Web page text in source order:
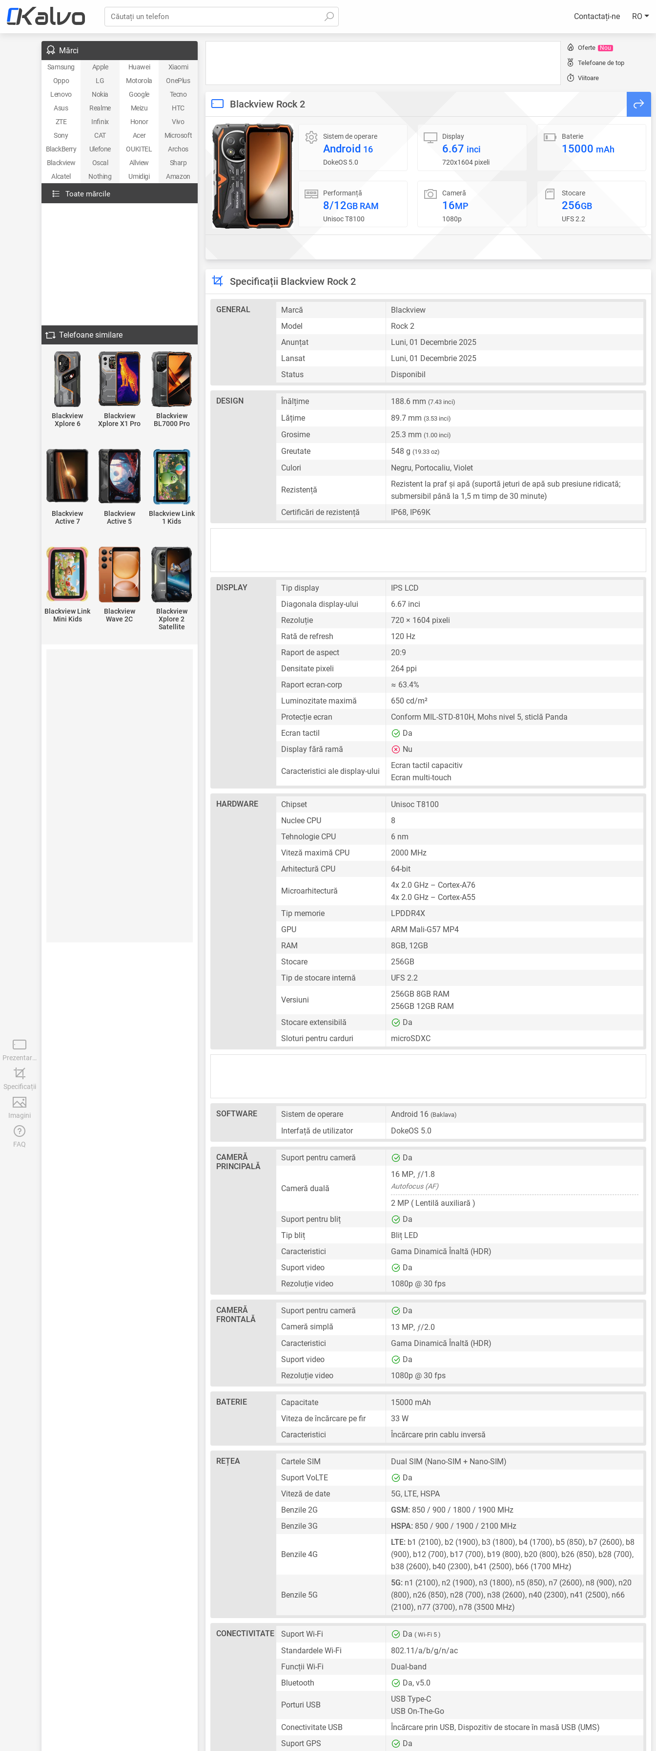
Contactați-ne RO
Căutați un telefon
Oferte Nou
Telefoane de top
Viitoare
Blackview Rock 2
Sistem de operare
Android 16
DokeOS 5.0
Display
6.67 inci
720x1604 pixeli
Baterie
15000 mAh
Performanță
8/12GB RAM
Unisoc T8100
Cameră
16MP
1080p
Stocare
256GB
UFS 2.2
Specificații Blackview Rock 2
GENERAL Marcă
Blackview
Model
Rock 2
Anunțat
Luni, 01 Decembrie 2025
Lansat
Luni, 01 Decembrie 2025
Status
Disponibil
DESIGN Înălțime 188.6 mm (7.43 inci)
Lățime 89.7 mm (3.53 inci)
Grosime 25.3 mm (1.00 inci)
Greutate 548 g (19.33 oz)
Culori Negru, Portocaliu, Violet
Rezistență
Rezistent la praf și apă (suportă jeturi de apă sub presiune ridicată;
submersibil până la 1,5 m timp de 30 minute)
Certificări de rezistență
IP68, IP69K
DISPLAY Tip display
IPS LCD
Diagonala display-ului
6.67 inci
Rezoluție
720 × 1604 pixeli
Rată de refresh
120 Hz
Raport de aspect
20:9
Densitate pixeli
264 ppi
Raport ecran-corp
≈ 63.4%
Luminozitate maximă
650 cd/m²
Protecție ecran
Conform MIL-STD-810H, Mohs nivel 5, sticlă Panda
Ecran tactil
Da
Display fără ramă
Nu
Caracteristici ale display-ului
Ecran tactil capacitiv
Ecran multi-touch
HARDWARE Chipset
Unisoc T8100
Nuclee CPU
8
Tehnologie CPU
6 nm
Viteză maximă CPU
2000 MHz
Arhitectură CPU
64-bit
Microarhitectură
4x 2.0 GHz – Cortex-A76
4x 2.0 GHz – Cortex-A55
Tip memorie
LPDDR4X
GPU
ARM Mali-G57 MP4
RAM
8GB, 12GB
Stocare
256GB
Tip de stocare internă
UFS 2.2
Versiuni
256GB 8GB RAM
256GB 12GB RAM
Stocare extensibilă
Da
Sloturi pentru carduri
microSDXC
SOFTWARE Sistem de operare Android 16 (Baklava)
Interfață de utilizator DokeOS 5.0
CAMERĂ
PRINCIPALĂ
Suport pentru cameră Da
Cameră duală
16 MP, ƒ/1.8
Autofocus (AF)
2 MP ( Lentilă auxiliară )
Suport pentru bliț
Da
Tip bliț
Bliț LED
Caracteristici
Gama Dinamică Înaltă (HDR)
Suport video
Da
Rezoluție video
1080p @ 30 fps
CAMERĂ
FRONTALĂ
Suport pentru cameră
Da
Cameră simplă
13 MP, ƒ/2.0
Caracteristici
Gama Dinamică Înaltă (HDR)
Suport video
Da
Rezoluție video
1080p @ 30 fps
BATERIE Capacitate
15000 mAh
Viteza de încărcare pe fir
33 W
Caracteristici
Încărcare prin cablu inversă
REȚEA Cartele SIM Dual SIM (Nano-SIM + Nano-SIM)
Suport VoLTE
Da
Viteză de date
5G, LTE, HSPA
Benzile 2G
GSM: 850 / 900 / 1800 / 1900 MHz
Benzile 3G
HSPA: 850 / 900 / 1900 / 2100 MHz
Benzile 4G
LTE: b1 (2100), b2 (1900), b3 (1800), b4 (1700), b5 (850), b7 (2600), b8
(900), b12 (700), b17 (700), b19 (800), b20 (800), b26 (850), b28 (700),
b38 (2600), b40 (2300), b41 (2500), b66 (1700 MHz)
Benzile 5G
5G: n1 (2100), n2 (1900), n3 (1800), n5 (850), n7 (2600), n8 (900), n20
(800), n26 (850), n28 (700), n38 (2600), n40 (2300), n41 (2500), n66
(2100), n77 (3700), n78 (3500 MHz)
CONECTIVITATE Suport Wi-Fi Da ( Wi-Fi 5 )
Standardele Wi-Fi
802.11/a/b/g/n/ac
Funcții Wi-Fi
Dual-band
Bluetooth
Da, v5.0
Porturi USB
USB Type-C
USB On-The-Go
Conectivitate USB
Încărcare prin USB, Dispozitiv de stocare în masă USB (UMS)
Suport GPS
Da
Mărci
Samsung Apple Huawei
Xiaomi
Oppo
LG Motorola
OnePlus
Lenovo
Nokia Google
Tecno
Asus
Realme Meizu
HTC
ZTE
Infinix Honor
Vivo
Sony
CAT Acer
Microsoft
BlackBerry
Ulefone OUKITEL
Archos
Blackview
Oscal Allview
Sharp
Alcatel
Nothing Umidigi Amazon
Toate mărcile
Telefoane similare
Blackview
Xplore 6
Blackview
Xplore X1 Pro
Blackview
BL7000 Pro
Blackview
Active 7
Blackview
Active 5
Blackview Link
1 Kids
Blackview Link
Mini Kids
Blackview
Wave 2C
Blackview
Xplore 2
Satellite
Prezentare generală
Specificații
Imagini
FAQ